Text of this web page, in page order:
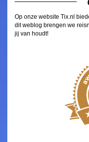
Op onze website Tix.nl
dit weblog brengen we
jij van houdt!